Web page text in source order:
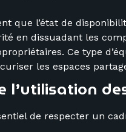
que l’état de
en dissuadant les
Ce type
les espaces
de respecter un